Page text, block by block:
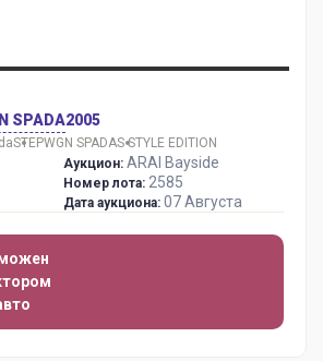
SPADA2005
STEPWGN SPADAS STYLE EDITION
Аукцион: ARAI Bayside
Номер лота: 2585
Дата аукциона: 07 Августа